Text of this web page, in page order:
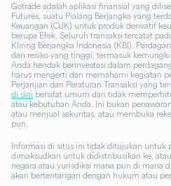
Gotrade adalah aplikasi finansial yang
Futures, suatu Pialang Berjangka yang
Keuangan (OJK) untuk produk derivatif
berupa Efek. Seluruh transaksi tercatat
Kliring Berjangka Indonesia (KBI).
dan resiko yang tinggi, termasuk
Anda hendak berinvestasi dalam
harus mengerti dan memahami kegiatan
Perjanjian dan Peraturan Transaksi yang
di sini bersifat umum dan tidak
atau kebutuhan Anda. Ini bukan
atau menjual sekuritas, atau membuka
pun.
Informasi di situs ini tidak ditujukan untuk
dimaksudkan untuk didistribusikan ke,
negara atau yurisdiksi mana pun di mana
akan bertentangan dengan hukum atau